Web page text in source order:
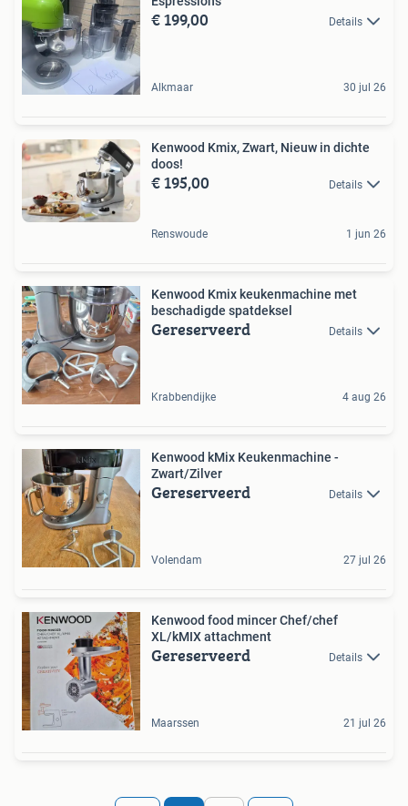
€ 199,00 Details
Alkmaar 30 jul 26
Kenwood Kmix, Zwart, Nieuw in dichte
doos!
€ 195,00 Details
Renswoude 1 jun 26
Kenwood Kmix keukenmachine met
beschadigde spatdeksel
Gereserveerd Details
Krabbendijke 4 aug 26
Kenwood kMix Keukenmachine -
Zwart/Zilver
Gereserveerd Details
Volendam 27 jul 26
Kenwood food mincer Chef/chef
XL/kMIX attachment
Gereserveerd Details
Maarssen 21 jul 26